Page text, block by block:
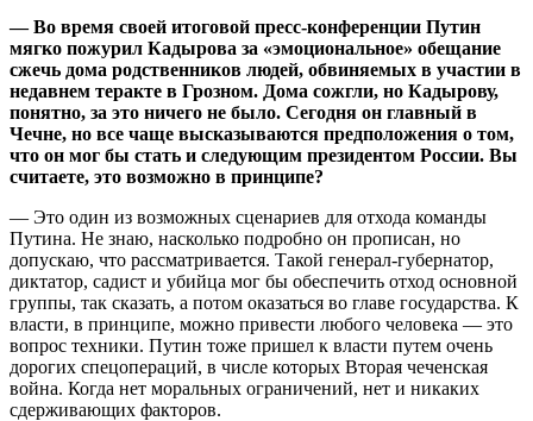
— Во время своей итоговой пресс-конференции Путин
мягко пожурил Кадырова за «эмоциональное» обещание
сжечь дома родственников людей, обвиняемых в участии в
недавнем теракте в Грозном. Дома сожгли, но Кадырову,
понятно, за это ничего не было. Сегодня он главный в
Чечне, но все чаще высказываются предположения о том,
что он мог бы стать и следующим президентом России. Вы
считаете, это возможно в принципе?
— Это один из возможных сценариев для отхода команды
Путина. Не знаю, насколько подробно он прописан, но
допускаю, что рассматривается. Такой генерал-губернатор,
диктатор, садист и убийца мог бы обеспечить отход основной
группы, так сказать, а потом оказаться во главе государства. К
власти, в принципе, можно привести любого человека — это
вопрос техники. Путин тоже пришел к власти путем очень
дорогих спецопераций, в числе которых Вторая чеченская
война. Когда нет моральных ограничений, нет и никаких
сдерживающих факторов.